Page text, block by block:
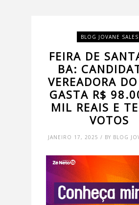
BLOG JOVANE SALES
FEIRA DE
BA:
VEREADORA
GASTA R$
MIL REAIS E
VOTOS
JANEIRO 17, 2025 / BY BLOG